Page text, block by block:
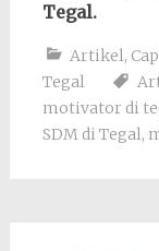
Tegal.
Artikel,
Tegal
motivator di
SDM di Tegal,